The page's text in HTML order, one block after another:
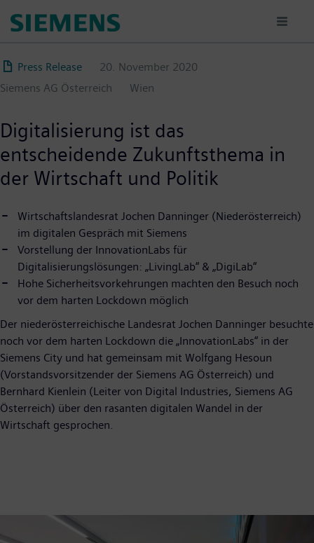
zum
Press Release
20. November 2020
Siemens AG Österreich
Wien
Digitalisierung ist das
entscheidende Zukunftsthema in
der Wirtschaft und Politik
Wirtschaftslandesrat Jochen Danninger (Niederösterreich)
im digitalen Gespräch mit Siemens
Vorstellung der InnovationLabs für
Digitalisierungslösungen: „LivingLab“ & „DigiLab“
Hohe Sicherheitsvorkehrungen machten den Besuch noch
vor dem harten Lockdown möglich
Der niederösterreichische Landesrat Jochen Danninger besuchte
noch vor dem harten Lockdown die „InnovationLabs“ in der
Siemens City und hat gemeinsam mit Wolfgang Hesoun
(Vorstandsvorsitzender der Siemens AG Österreich) und
Bernhard Kienlein (Leiter von Digital Industries, Siemens AG
Österreich) über den rasanten digitalen Wandel in der
Wirtschaft gesprochen.